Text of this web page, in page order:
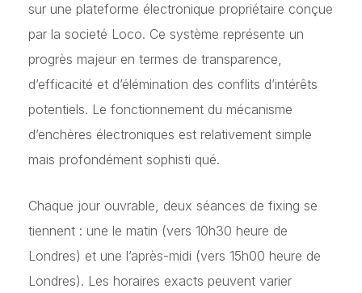
sur une plateforme électronique propriétaire conçue
par la societé Loco. Ce système représente un
progrès majeur en termes de transparence,
d’efficacité et d’élémination des conflits d’intérêts
potentiels. Le fonctionnement du mécanisme
d’enchères électroniques est relativement simple
mais profondément sophisti qué.
Chaque jour ouvrable, deux séances de fixing se
tiennent : une le matin (vers 10h30 heure de
Londres) et une l’après-midi (vers 15h00 heure de
Londres). Les horaires exacts peuvent varier